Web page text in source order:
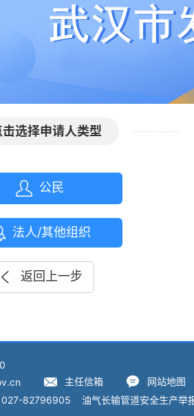
选择申请人类型
公民
法人/其他组织
返回上一步
主任信箱
网站地图
027-82796905 油气长输管道安全生产举